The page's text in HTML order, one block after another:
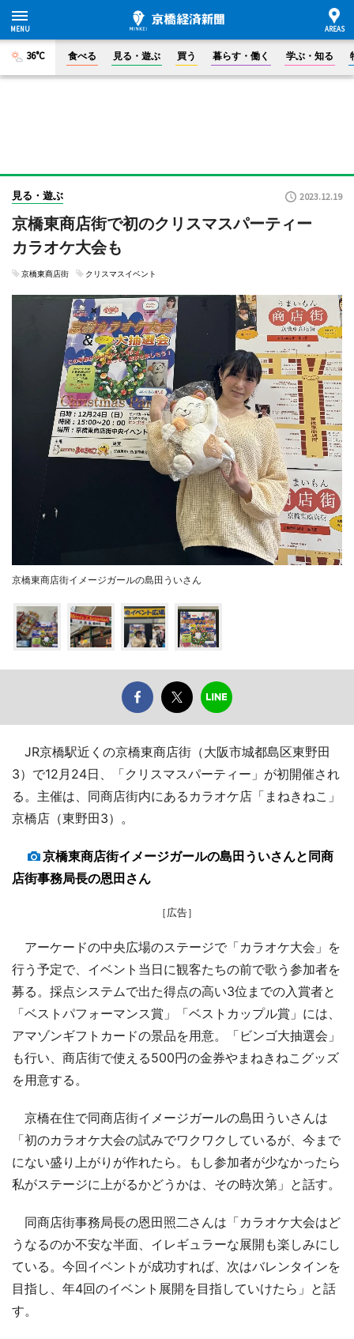
36°C 食べる 見る・遊ぶ 買う 暮らす・働く 学ぶ・知る
見る・遊ぶ 2023.12.19
京橋東商店街で初のクリスマスパーティー
カラオケ大会も
京橋東商店街 クリスマスイベント
京橋東商店街イメージガールの島田ういさん
JR京橋駅近くの京橋東商店街（大阪市城都島区東野田
3）で12月24日、「クリスマスパーティー」が初開催され
る。主催は、同商店街内にあるカラオケ店「まねきねこ」
京橋店（東野田3）。
京橋東商店街イメージガールの島田ういさんと同商
店街事務局長の恩田さん
［広告］
アーケードの中央広場のステージで「カラオケ大会」を
行う予定で、イベント当日に観客たちの前で歌う参加者を
募る。採点システムで出た得点の高い3位までの入賞者と
「ベストパフォーマンス賞」「ベストカップル賞」には、
アマゾンギフトカードの景品を用意。「ビンゴ大抽選会」
も行い、商店街で使える500円の金券やまねきねこグッズ
を用意する。
京橋在住で同商店街イメージガールの島田ういさんは
「初のカラオケ大会の試みでワクワクしているが、今まで
にない盛り上がりが作れたら。もし参加者が少なかったら
私がステージに上がるかどうかは、その時次第」と話す。
同商店街事務局長の恩田照二さんは「カラオケ大会はど
うなるのか不安な半面、イレギュラーな展開も楽しみにし
ている。今回イベントが成功すれば、次はバレンタインを
目指し、年4回のイベント展開を目指していけたら」と話
す。